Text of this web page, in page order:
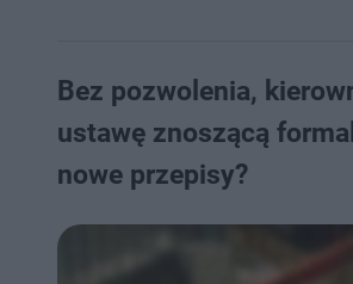
Bez pozwolenia,
ustawę znoszącą
nowe przepisy?